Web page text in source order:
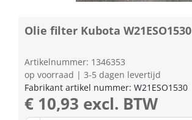
Olie filter Kubota W21ESO1530
Artikelnummer: 1346353
op voorraad | 3-5 dagen levertijd
Fabrikant artikel nummer: W21ESO1530
€ 10,93 excl. BTW